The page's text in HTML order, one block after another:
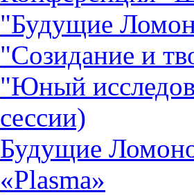
"Будущие
"Созидание и
"Юный
сессии)
Будущие
«Plasma»